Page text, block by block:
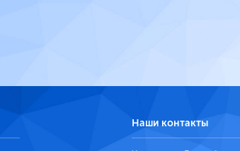
Наши контакты